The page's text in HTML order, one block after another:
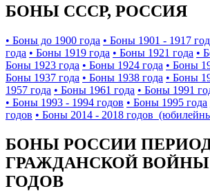
БОНЫ СССР, РОССИЯ
• Боны до 1900 года • Боны 1901 - 1917
года • Боны 1919 года • Боны 1921 года •
Боны 1923 года • Боны 1924 года • Боны
Боны 1937 года • Боны 1938 года • Боны
1957 года • Боны 1961 года • Боны 1991
• Боны 1993 - 1994 годов • Боны 1995 года
годов • Боны 2014 - 2018 годов
БОНЫ РОССИИ
ГРАЖДАНСКОЙ ВОЙНЫ
ГОДОВ